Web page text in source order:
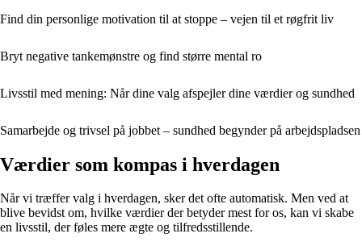
Find din personlige motivation til at stoppe – vejen til et røgfrit liv
Bryt negative tankemønstre og find større mental ro
Livsstil med mening: Når dine valg afspejler dine værdier og sundhed
Samarbejde og trivsel på jobbet – sundhed begynder på arbejdspladsen
Værdier som kompas i hverdagen
Når vi træffer valg i hverdagen, sker det ofte automatisk. Men ved at
blive bevidst om, hvilke værdier der betyder mest for os, kan vi skabe
en livsstil, der føles mere ægte og tilfredsstillende.